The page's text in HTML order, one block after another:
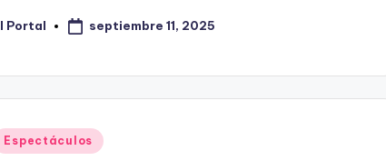
Portal septiembre 11, 2025
Espectáculos